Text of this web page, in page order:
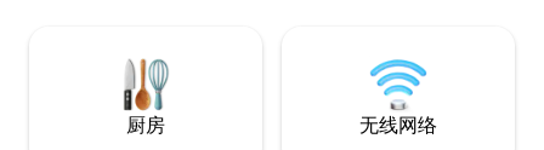
绪漫游。
厨房 无线网络